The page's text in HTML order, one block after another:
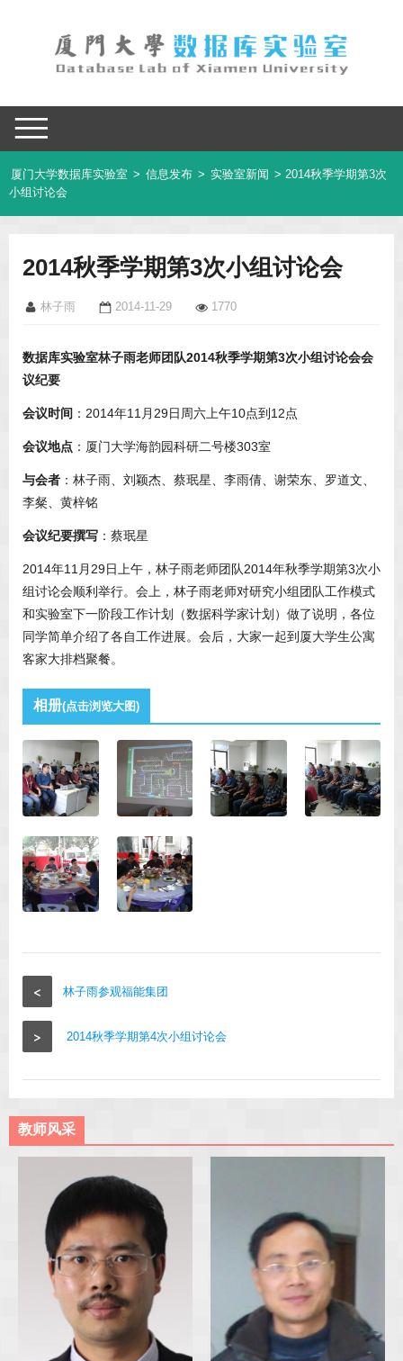
厦门大学数据库实验室 > 信息发布 > 实验室新闻 > 2014秋季学期第3次
小组讨论会
2014秋季学期第3次小组讨论会
林子雨 2014-11-29 1770
数据库实验室林子雨老师团队2014秋季学期第3次小组讨论会会
议纪要
会议时间 ：2014年11月29日周六上午10点到12点
会议地点 ：厦门大学海韵园科研二号楼303室
与会者 ：林子雨、刘颖杰、蔡珉星、李雨倩、谢荣东、罗道文、
李粲、黄梓铭
会议纪要撰写 ：蔡珉星
2014年11月29日上午，林子雨老师团队2014年秋季学期第3次小
组讨论会顺利举行。会上，林子雨老师对研究小组团队工作模式
和实验室下一阶段工作计划（数据科学家计划）做了说明，各位
同学简单介绍了各自工作进展。会后，大家一起到厦大学生公寓
客家大排档聚餐。
相册(点击浏览大图)
< 林子雨参观福能集团
> 2014秋季学期第4次小组讨论会
教师风采